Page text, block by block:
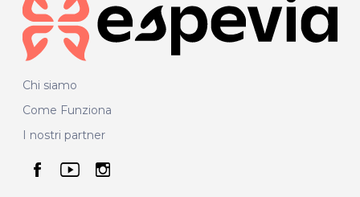
Chi siamo
Come Funziona
I nostri partner
seguici su facebook
seguici su youtube
seguici su instagram